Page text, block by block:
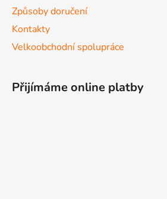
Způsoby doručení
Kontakty
Velkoobchodní spolupráce
Přijímáme online platby